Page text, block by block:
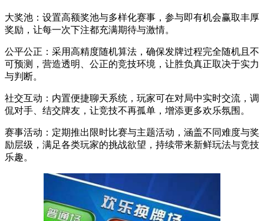
大奖池：设置高额奖池与多样化赛事，参与即有机会赢取丰厚
奖励，让每一次下注都充满期待与激情。
公平公正：采用高精度随机算法，确保发牌过程完全随机且不
可预测，营造透明、公正的竞技环境，让胜负真正取决于实力
与判断。
社交互动：内置便捷聊天系统，玩家可在对局中实时交流，调
侃对手、结交牌友，让竞技不再孤单，增添更多欢乐氛围。
赛事活动：定期推出限时比赛与主题活动，涵盖不同难度与奖
励层级，满足各类玩家的挑战欲望，持续带来新鲜玩法与竞技
乐趣。